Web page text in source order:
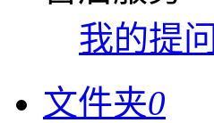
我的提问
文件夹0